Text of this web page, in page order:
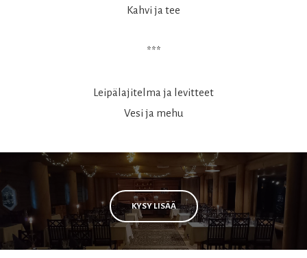
Kahvi ja tee
***
Leipälajitelma ja levitteet
Vesi ja mehu
KYSY LISÄÄ